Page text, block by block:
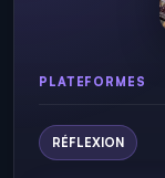
PLATEFORMES
RÉFLEXION